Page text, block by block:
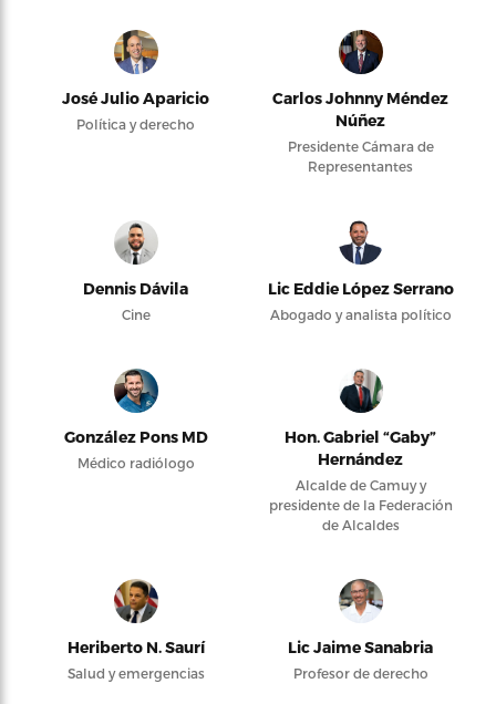
José Julio Aparicio
Política y derecho
Carlos Johnny Méndez
Núñez
Presidente Cámara de
Representantes
Dennis Dávila
Cine
Lic Eddie López Serrano
Abogado y analista político
González Pons MD
Médico radiólogo
Hon. Gabriel “Gaby”
Hernández
Alcalde de Camuy y
presidente de la Federación
de Alcaldes
Heriberto N. Saurí
Salud y emergencias
Lic Jaime Sanabria
Profesor de derecho